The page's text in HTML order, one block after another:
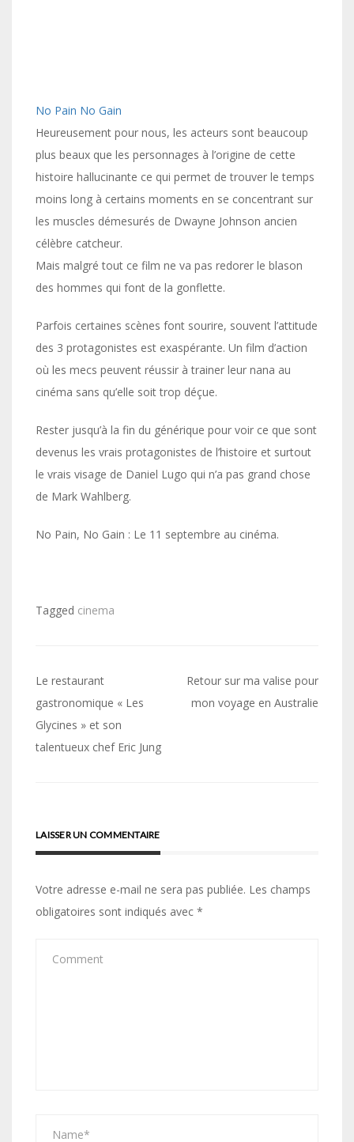
No Pain No Gain
Heureusement pour nous, les acteurs sont beaucoup
plus beaux que les personnages à l’origine de cette
histoire hallucinante ce qui permet de trouver le temps
moins long à certains moments en se concentrant sur
les muscles démesurés de Dwayne Johnson ancien
célèbre catcheur.
Mais malgré tout ce film ne va pas redorer le blason
des hommes qui font de la gonflette.
Parfois certaines scènes font sourire, souvent l’attitude
des 3 protagonistes est exaspérante. Un film d’action
où les mecs peuvent réussir à trainer leur nana au
cinéma sans qu’elle soit trop déçue.
Rester jusqu’à la fin du générique pour voir ce que sont
devenus les vrais protagonistes de l’histoire et surtout
le vrais visage de Daniel Lugo qui n’a pas grand chose
de Mark Wahlberg.
No Pain, No Gain : Le 11 septembre au cinéma.
Tagged cinema
Navigation
de
l’article
Le restaurant
gastronomique « Les
Glycines » et son
talentueux chef Eric Jung
Retour sur ma valise pour
mon voyage en Australie
LAISSER UN COMMENTAIRE
Votre adresse e-mail ne sera pas publiée. Les champs
obligatoires sont indiqués avec *